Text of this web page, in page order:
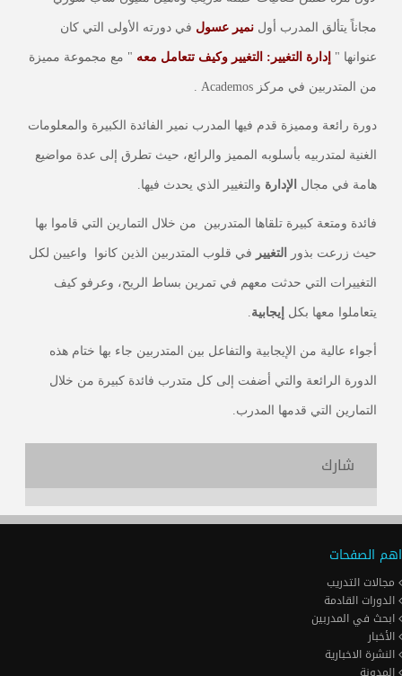
مجاناً يتألق المدرب أول نمير عسول في دورته الأولى التي كان
عنوانها " إدارة التغيير: التغيير وكيف تتعامل معه " مع مجموعة مميزة
من المتدربين في مركز Academos .
دورة رائعة ومميزة قدم فيها المدرب نمير الفائدة الكبيرة والمعلومات
الغنية لمتدربيه بأسلوبه المميز والرائع، حيث تطرق إلى عدة مواضيع
هامة في مجال الإدارة والتغيير الذي يحدث فيها.
فائدة ومتعة كبيرة تلقاها المتدربين من خلال التمارين التي قاموا بها
حيث زرعت بذور التغيير في قلوب المتدربين الذين كانوا واعيين لكل
التغييرات التي حدثت معهم في تمرين بساط الريح، وعرفو كيف
يتعاملوا معها بكل إيجابية
أجواء عالية من الإيجابية والتفاعل بين المتدربين جاء بها ختام هذه
الدورة الرائعة والتي أضفت إلى كل متدرب فائدة كبيرة من خلال
التمارين التي قدمها المدرب.
شارك
اهم الصفحات
مجالات التدريب
الدورات القادمة
ابحث في المدربين
الأخبار
النشرة الاخبارية
المدونة